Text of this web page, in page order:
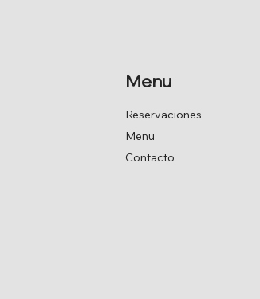
Reservaciones
Menu
Contacto
Menu